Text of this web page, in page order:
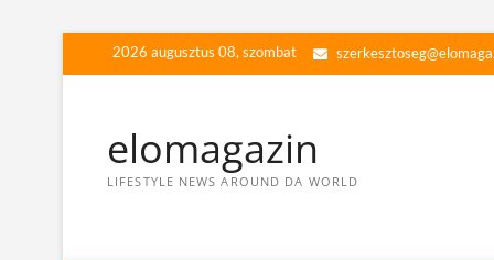
2026 augusztus 08, szombat
elomagazin
LIFESTYLE NEWS AROUND DA WORLD